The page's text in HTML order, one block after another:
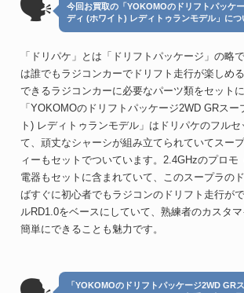
🗣
今回お買取の「YOKOMOのドリフトパッケ
ディ (ホワイト) レディトゥランモデル」につ
「ドリパケ」とは「ドリフトパッケージ」の略
は誰でもラジコンカーでドリフト走行が楽しめ
できるラジコンカーに必要なパーツ類をセットに
「YOKOMOのドリフトパッケージ2WD GRスー
ト) レディトゥランモデル」はドリパケのフル
て、頑丈なシャーシが組み立てられていてスー
ィーもセットでついています。2.4GHzのプロモ
電器もセットに含まれていて、このスープラの
ばすぐに初心者でもラジコンのドリフト走行が
ルRD1.0をベースにしていて、熟練者のカスタ
簡単にできることも魅力です。
「YOKOMOのドリフトパッケージ2WD GR